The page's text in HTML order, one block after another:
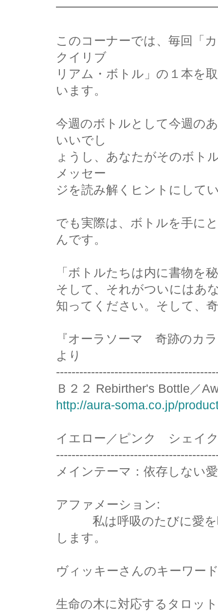
このコーナーでは、毎回「
クイリブ
リアム・ボトル」の１本を
います。
今週のボトルとして今週の
いいでし
ょうし、あなたがそのボト
メッセー
ジを読み解くヒントにして
でも実際は、ボトルを手に
んです。
「ボトルたちは内に書物を
そして、それがついにはあ
知ってください。そして、
『オーラソーマ 奇跡のカ
より
Ｂ２２ Rebirther's Bottle／
http://aura-soma.co.jp/
イエロー／ピンク シェイ
メインテーマ：依存しない愛
アファメーション:
私は呼吸のたびに愛を吸
します。
ヴィッキーさんのキーワー
生命の木に対応するタロッ